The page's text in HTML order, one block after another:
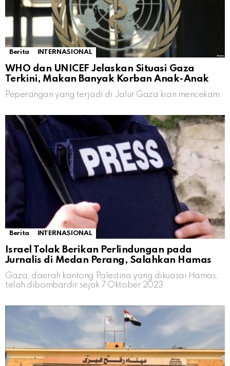
Berita INTERNASIONAL
WHO dan UNICEF Jelaskan Situasi Gaza
Terkini, Makan Banyak Korban Anak-Anak
Peperangan yang terjadi di Jalur Gaza kian mencekam.
Berita INTERNASIONAL
Israel Tolak Berikan Perlindungan pada
Jurnalis di Medan Perang, Salahkan Hamas
Gaza, daerah kantong Palestina yang dikuasai Hamas,
telah dibombardir sejak 7 Oktober 2023